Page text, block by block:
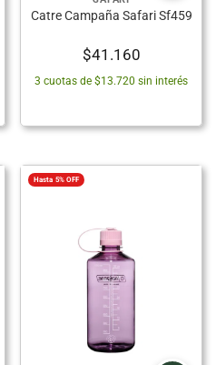
Catre Campaña Safari Sf459
$41.160
3 cuotas de $13.720 sin interés
Hasta 5% OFF